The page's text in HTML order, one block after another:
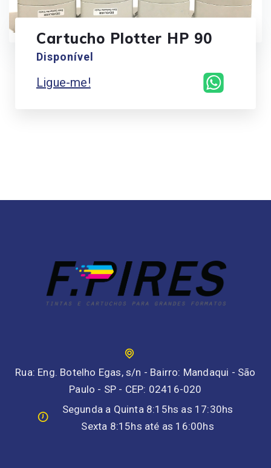
Cartucho Plotter HP 90
Disponível
Ligue-me!
Rua: Eng. Botelho Egas, s/n - Bairro: Mandaqui - São
Paulo - SP - CEP: 02416-020
Segunda a Quinta 8:15hs as 17:30hs
Sexta 8:15hs até as 16:00hs